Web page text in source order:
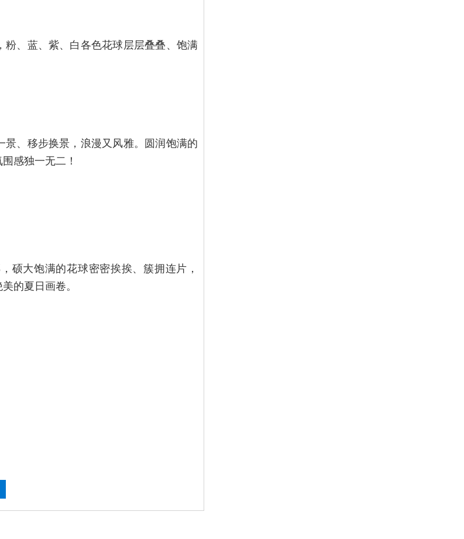
、蓝、紫、白各色花球层层叠叠、饱满
、移步换景，浪漫又风雅。圆润饱满的
感独一无二！
硕大饱满的花球密密挨挨、簇拥连片，
的夏日画卷。